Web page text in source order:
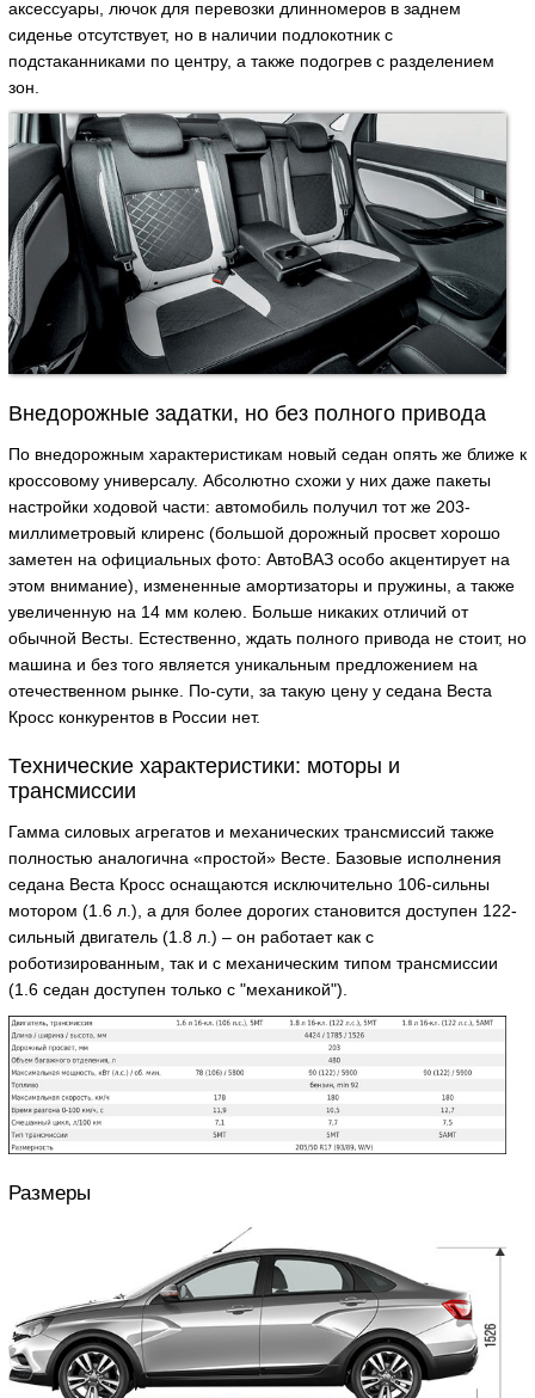
аксессуары, лючок для перевозки длинномеров в заднем
сиденье отсутствует, но в наличии подлокотник с
подстаканниками по центру, а также подогрев с разделением
зон.
Внедорожные задатки, но без полного привода
По внедорожным характеристикам новый седан опять же ближе к
кроссовому универсалу. Абсолютно схожи у них даже пакеты
настройки ходовой части: автомобиль получил тот же 203-
миллиметровый клиренс (большой дорожный просвет хорошо
заметен на официальных фото: АвтоВАЗ особо акцентирует на
этом внимание), измененные амортизаторы и пружины, а также
увеличенную на 14 мм колею. Больше никаких отличий от
обычной Весты. Естественно, ждать полного привода не стоит, но
машина и без того является уникальным предложением на
отечественном рынке. По-сути, за такую цену у седана Веста
Кросс конкурентов в России нет.
Технические характеристики: моторы и
трансмиссии
Гамма силовых агрегатов и механических трансмиссий также
полностью аналогична «простой» Весте. Базовые исполнения
седана Веста Кросс оснащаются исключительно 106-сильны
мотором (1.6 л.), а для более дорогих становится доступен 122-
сильный двигатель (1.8 л.) – он работает как с
роботизированным, так и с механическим типом трансмиссии
(1.6 седан доступен только с "механикой").
Размеры